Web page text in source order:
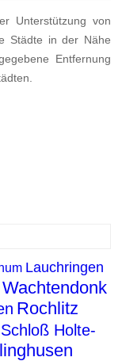
Unterstützung von
Städte in der Nähe
Entfernung
Lauchringen
Wachtendonk
Rochlitz
Schloß Holte-